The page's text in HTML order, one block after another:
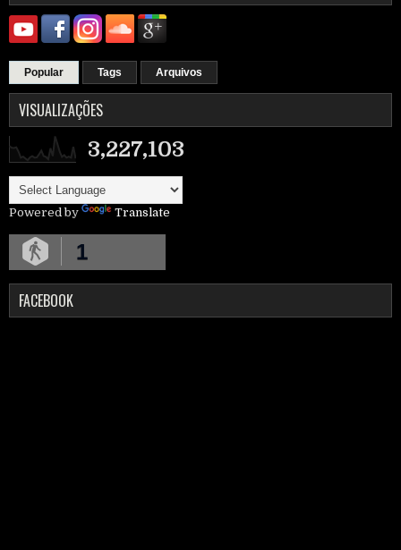
Popular Tags Arquivos
VISUALIZAÇÕES
3,227,103
Powered by Translate
1
FACEBOOK